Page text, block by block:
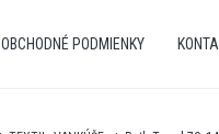
OBCHODNÉ PODMIENKY